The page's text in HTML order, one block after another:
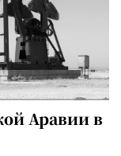
Аравии в